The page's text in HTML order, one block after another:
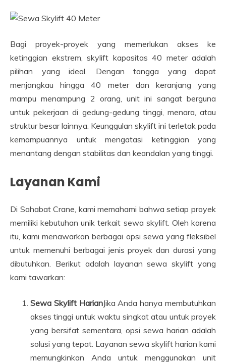
Bagi proyek-proyek yang memerlukan akses ke
ketinggian ekstrem, skylift kapasitas 40 meter adalah
pilihan yang ideal. Dengan tangga yang dapat
menjangkau hingga 40 meter dan keranjang yang
mampu menampung 2 orang, unit ini sangat berguna
untuk pekerjaan di gedung-gedung tinggi, menara, atau
struktur besar lainnya. Keunggulan skylift ini terletak pada
kemampuannya untuk mengatasi ketinggian yang
menantang dengan stabilitas dan keandalan yang tinggi.
Layanan Kami
Di Sahabat Crane, kami memahami bahwa setiap proyek
memiliki kebutuhan unik terkait sewa skylift. Oleh karena
itu, kami menawarkan berbagai opsi sewa yang fleksibel
untuk memenuhi berbagai jenis proyek dan durasi yang
dibutuhkan. Berikut adalah layanan sewa skylift yang
kami tawarkan:
Sewa Skylift HarianJika Anda hanya membutuhkan
akses tinggi untuk waktu singkat atau untuk proyek
yang bersifat sementara, opsi sewa harian adalah
solusi yang tepat. Layanan sewa skylift harian kami
memungkinkan Anda untuk menggunakan unit